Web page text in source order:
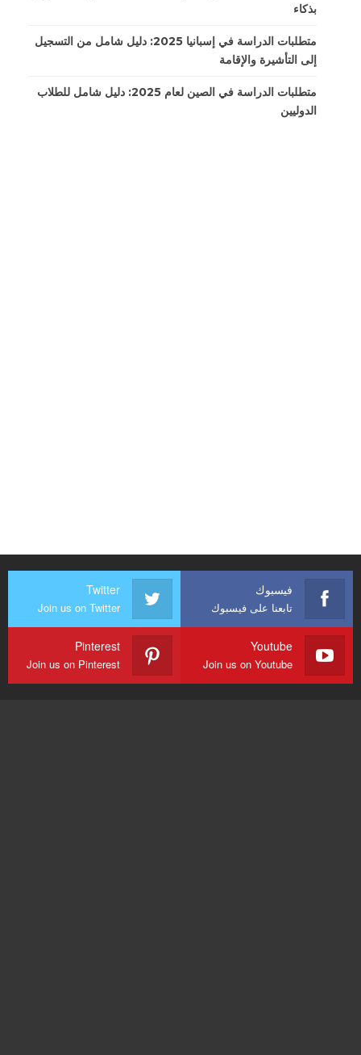
بذكاء
متطلبات الدراسة في إسبانيا 2025: دليل شامل من التسجيل
إلى التأشيرة والإقامة
متطلبات الدراسة في الصين لعام 2025: دليل شامل للطلاب
الدوليين
فيسبوك
تابعنا على فيسبوك
Twitter
Join us on Twitter
Youtube
Join us on Youtube
Pinterest
Join us on Pinterest